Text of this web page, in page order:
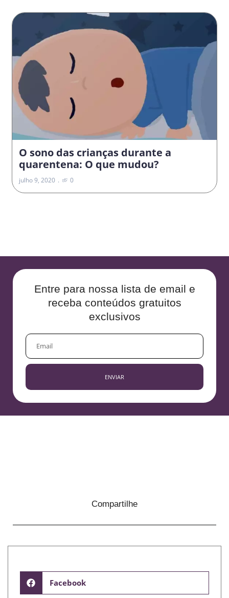
O sono das crianças durante a
quarentena: O que mudou?
julho 9, 2020 0
Entre para nossa lista de email e
receba conteúdos gratuitos
exclusivos
EMAIL
ENVIAR
Compartilhe
Facebook